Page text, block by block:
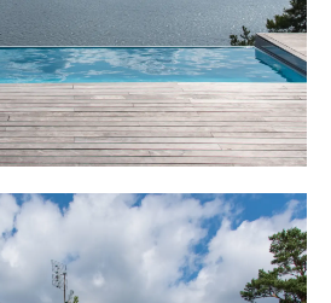
gästhus för sommarbruk och
välanlagda plattsättningar fram
cirka 70 kvm och uppförd
med en härlig, yteffektiv
allt man önskar och behöver